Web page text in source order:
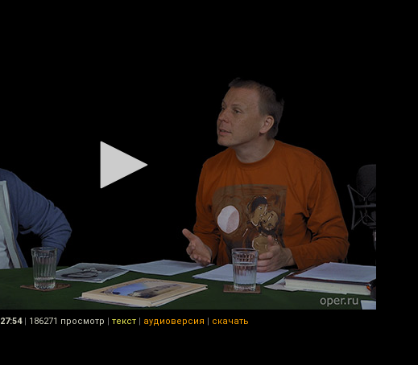
| 186271 просмотр | текст | аудиоверсия | скачать